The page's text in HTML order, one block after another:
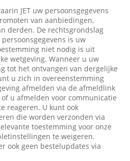
JET uw persoonsgegevens
van aanbiedingen,
derden. De rechtsgrondslag
is uw
niet nodig is uit
wetgeving. Wanneer u uw
tot het ontvangen van dergelijke
u zich in overeenstemming
afmelden via de afmeldlink
u afmelden voor communicatie
reageren. U kunt ook
die worden verzonden via
toestemming voor onze
te weigeren.
ook geen bestelupdates via